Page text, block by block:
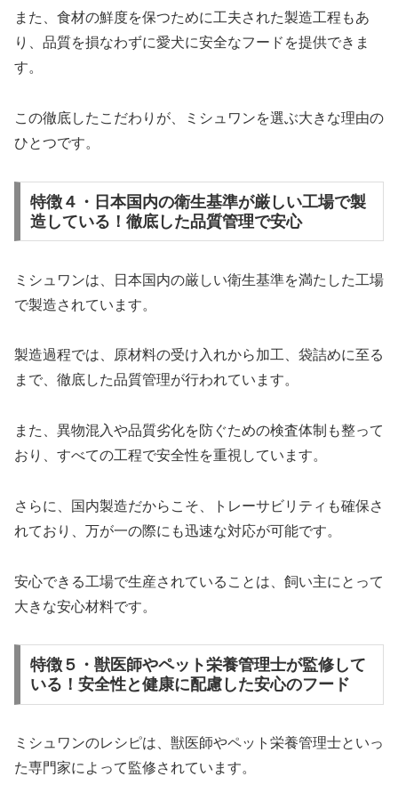
また、食材の鮮度を保つために工夫された製造工程もあ
り、品質を損なわずに愛犬に安全なフードを提供できま
す。
この徹底したこだわりが、ミシュワンを選ぶ大きな理由の
ひとつです。
特徴４・日本国内の衛生基準が厳しい工場で製
造している！徹底した品質管理で安心
ミシュワンは、日本国内の厳しい衛生基準を満たした工場
で製造されています。
製造過程では、原材料の受け入れから加工、袋詰めに至る
まで、徹底した品質管理が行われています。
また、異物混入や品質劣化を防ぐための検査体制も整って
おり、すべての工程で安全性を重視しています。
さらに、国内製造だからこそ、トレーサビリティも確保さ
れており、万が一の際にも迅速な対応が可能です。
安心できる工場で生産されていることは、飼い主にとって
大きな安心材料です。
特徴５・獣医師やペット栄養管理士が監修して
いる！安全性と健康に配慮した安心のフード
ミシュワンのレシピは、獣医師やペット栄養管理士といっ
た専門家によって監修されています。